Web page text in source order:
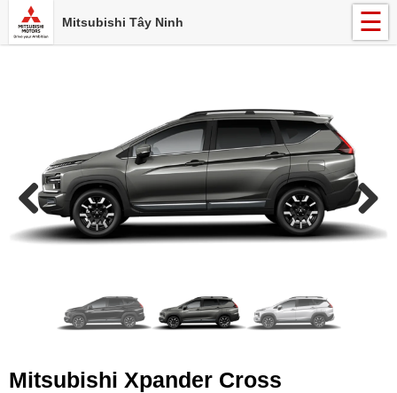
Mitsubishi Tây Ninh ☰
Mitsubishi Xpander Cross